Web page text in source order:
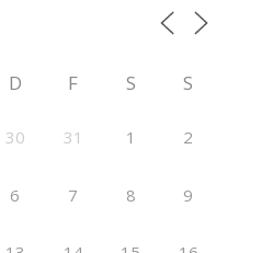
D F S S
30 31 1 2
6 7 8 9